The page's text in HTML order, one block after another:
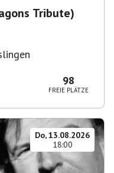
Tribute)
98
FREIE PLÄTZE
Do, 13.08.2026
18:00